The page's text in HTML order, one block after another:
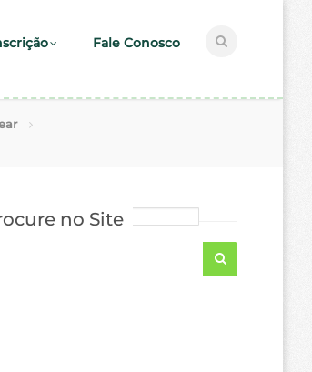
Fale Conosco
no Site